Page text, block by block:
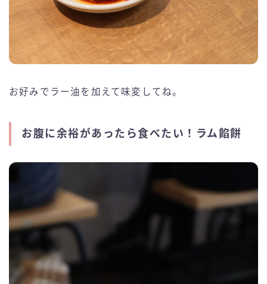
お好みでラー油を加えて味変してね。
お腹に余裕があったら食べたい！ラム餡餅